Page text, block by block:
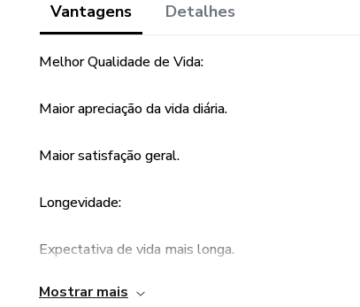
Vantagens Detalhes
Melhor Qualidade de Vida:
Maior apreciação da vida diária.
Maior satisfação geral.
Longevidade:
Expectativa de vida mais longa.
Menor risco de doenças crônicas.
Mostrar mais